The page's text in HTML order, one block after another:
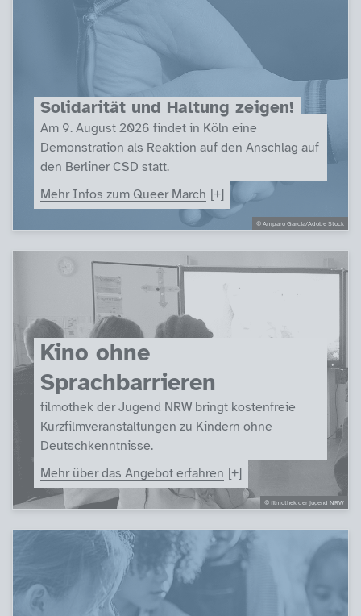
© Amparo Garcia/Adobe Stock
Solidarität und Haltung zeigen!
Am 9. August 2026 findet in Köln eine
Demonstration als Reaktion auf den Anschlag auf
den Berliner CSD statt.
Mehr Infos zum Queer March
© filmothek der jugend NRW
Kino ohne
Sprachbarrieren
filmothek der Jugend NRW bringt kostenfreie
Kurzfilmveranstaltungen zu Kindern ohne
Deutschkenntnisse.
Mehr über das Angebot erfahren